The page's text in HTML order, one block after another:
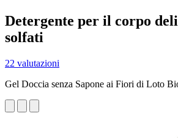
Detergente per il corpo
solfati
22 valutazioni
Gel Doccia senza Sapone ai Fiori di Loto